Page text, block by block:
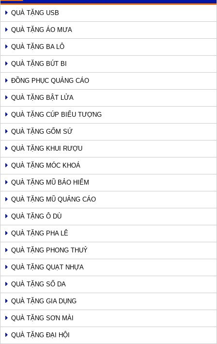
QUÀ TẶNG USB
QUÀ TẶNG ÁO MƯA
QUÀ TẶNG BA LÔ
QUÀ TẶNG BÚT BI
ĐỒNG PHỤC QUẢNG CÁO
QUÀ TẶNG BẬT LỬA
QUÀ TẶNG CÚP BIỂU TƯỢNG
QUÀ TẶNG GỐM SỨ
QUÀ TẶNG KHUI RƯỢU
QUÀ TẶNG MÓC KHOÁ
QUÀ TẶNG MŨ BẢO HIỂM
QUÀ TẶNG MŨ QUẢNG CÁO
QUÀ TẶNG Ô DÙ
QUÀ TẶNG PHA LÊ
QUÀ TẶNG PHONG THUỶ
QUÀ TẶNG QUẠT NHỰA
QUÀ TẶNG SỔ DA
QUÀ TẶNG GIA DỤNG
QUÀ TẶNG SƠN MÀI
QUÀ TẶNG ĐẠI HỘI